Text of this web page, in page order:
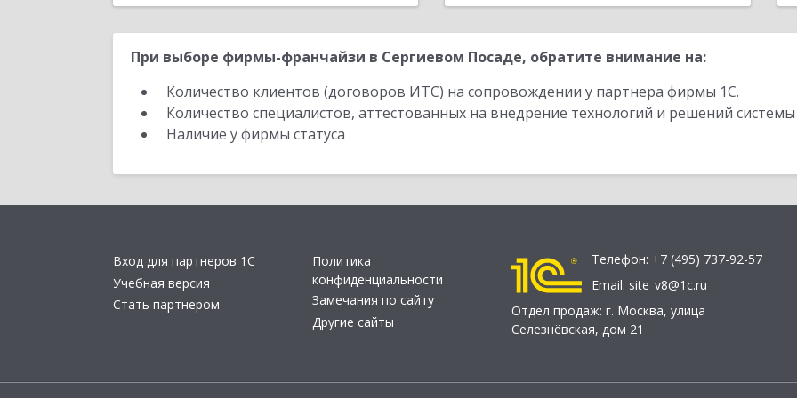
При выборе фирмы-франчайзи в Сергиевом Посаде, обратите внимание на:
Количество клиентов (договоров ИТС) на сопровождении у партнера фирмы 1С.
Количество специалистов, аттестованных на внедрение технологий и решений
Наличие у фирмы статуса
Вход для партнеров 1С
Учебная версия
Стать партнером
Политика
конфиденциальности
Замечания по сайту
Другие сайты
Телефон: +7 (495) 737-92-57
Email: site_v8@1c.ru
Отдел продаж: г. Москва, улица
Селезнёвская, дом 21